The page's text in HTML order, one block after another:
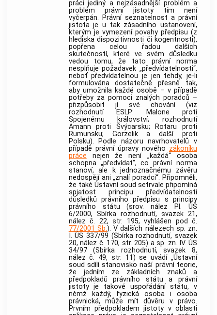
práci jediný a nejzásadnější problém a
problém právní jistoty tím není
vyčerpán. Právní seznatelnost a právní
jistota je u tak zásadního ustanovení,
kterým je vymezení povahy předpisu (z
hlediska dispozitivnosti či kogentnosti),
popřena celou řadou dalších
skutečností, které ve svém důsledku
vedou tomu, že tato právní norma
nesplňuje požadavek „předvídatelnosti“,
neboť předvídatelnou je jen tehdy, je-li
formulována dostatečně přesně tak,
aby umožnila každé osobě – v případě
potřeby za pomoci znalých poradců –
přizpůsobit jí své chování (viz
rozhodnutí ESLP: Malone proti
Spojenému království; rozhodnutí
Amann proti Švýcarsku; Rotaru proti
Rumunsku; Gorzelik a další proti
Polsku). Podle názoru navrhovatelů v
případě právní úpravy nového zákoníku
práce nejen že není „každá“ osoba
schopna „předvídat“, co právní norma
stanoví, ale k jednoznačnému závěru
nedospějí ani „znalí poradci“. Připomněli,
že také Ústavní soud setrvale připomíná
spjatost principu předvídatelnosti
důsledků právního předpisu s principy
právního státu (srov. nález Pl. ÚS
6/2000, Sbírka rozhodnutí, svazek 21,
nález č. 22, str. 195, vyhlášen pod č.
77/2001 Sb.). V dalších nálezech sp. zn.
I. ÚS 337/99 (Sbírka rozhodnutí, svazek
20, nález č. 170, str. 205) a sp. zn. IV. ÚS
34/97 (Sbírka rozhodnutí, svazek 8,
nález č. 49, str. 11) se uvádí „Ústavní
soud sdílí stanovisko naší právní teorie,
že jedním ze základních znaků a
předpokladů právního státu a právní
jistoty je takové uspořádání státu, v
němž každý, fyzická osoba i osoba
právnická, může mít důvěru v právo.
Prvním předpokladem jistoty v oblasti